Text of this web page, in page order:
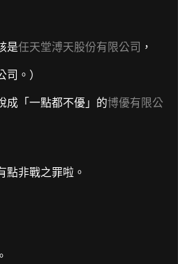
是任天堂溥天股份有限公司 ，
司。）
成「一點都不優」的博優有限公
點非戰之罪啦。